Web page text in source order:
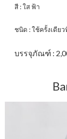
สี : ใส ฟ้า
ชนิด : ใช้ครั้งเดียว
บรรจุภัณฑ์ :